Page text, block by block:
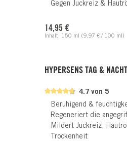
Gegen Juckreiz &
Inhalt: 150 ml (9,97 € / 100 ml)
14,95 €
4.7 von 5
HYPERSENS TAG &
Beruhigend &
Regeneriert die
Mildert Juckreiz,
Trockenheit